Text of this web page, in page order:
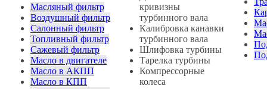
Масляный фильтр
Воздушный фильтр
Салонный фильтр
Топливный фильтр
Сажевый фильтр
Масло в двигателе
Масло в АКПП
Масло в КПП
кривизны
турбинного вала
Калибровка канавки
турбинного вала
Шлифовка турбины
Тарелка турбины
Компрессорные
колеса